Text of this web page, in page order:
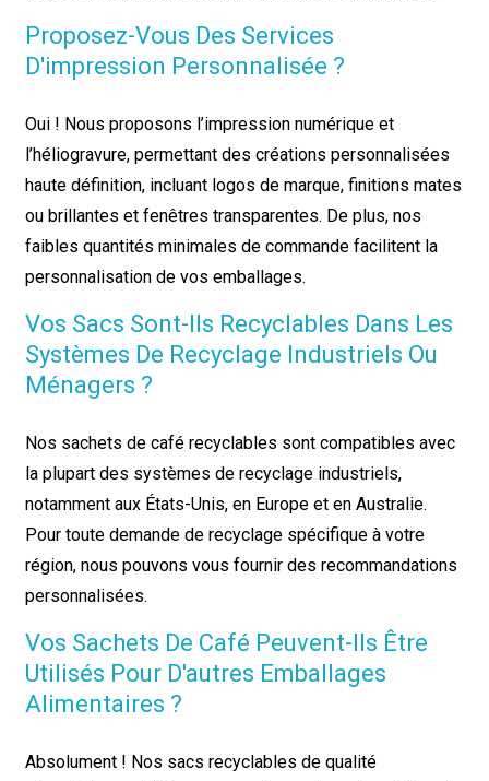
Proposez-Vous Des Services
D'impression Personnalisée ?
Oui ! Nous proposons l’impression numérique et
l’héliogravure, permettant des créations personnalisées
haute définition, incluant logos de marque, finitions mates
ou brillantes et fenêtres transparentes. De plus, nos
faibles quantités minimales de commande facilitent la
personnalisation de vos emballages.
Vos Sacs Sont-Ils Recyclables Dans Les
Systèmes De Recyclage Industriels Ou
Ménagers ?
Nos sachets de café recyclables sont compatibles avec
la plupart des systèmes de recyclage industriels,
notamment aux États-Unis, en Europe et en Australie.
Pour toute demande de recyclage spécifique à votre
région, nous pouvons vous fournir des recommandations
personnalisées.
Vos Sachets De Café Peuvent-Ils Être
Utilisés Pour D'autres Emballages
Alimentaires ?
Absolument ! Nos sacs recyclables de qualité